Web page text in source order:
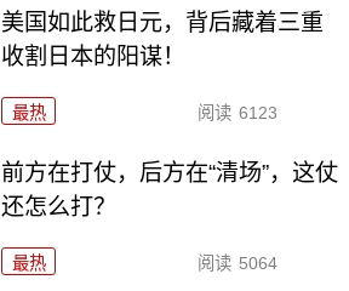
美国如此救日元，背后藏着三重
收割日本的阳谋！
最热 阅读 6123
前方在打仗，后方在“清场”，这仗
还怎么打？
最热 阅读 5064